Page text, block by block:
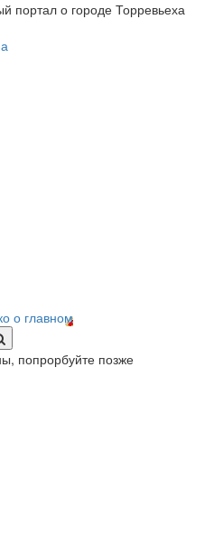
портал о городе Торревьеха
о главном
попрорбуйте позже